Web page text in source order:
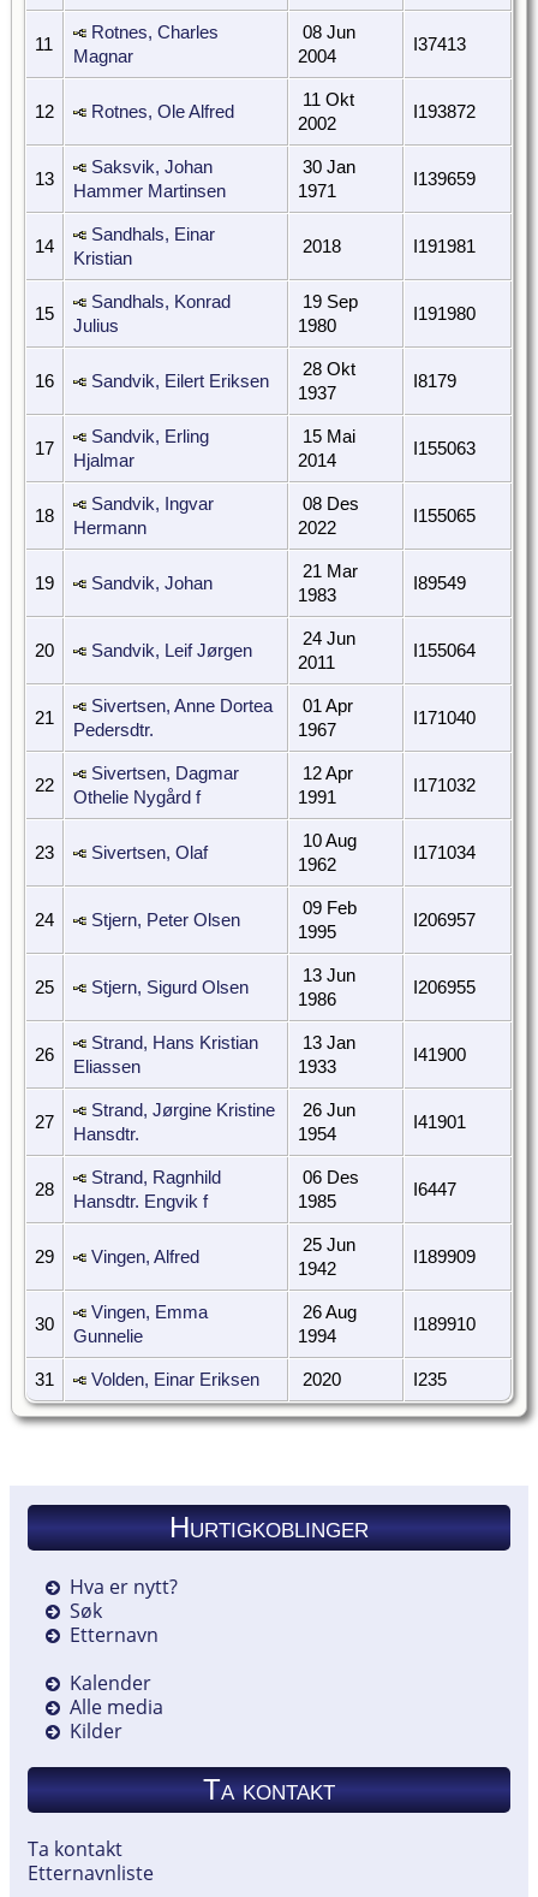
11
Rotnes, Charles
Magnar
08 Jun
2004
I37413
12 Rotnes, Ole Alfred
11 Okt
2002
I193872
13
Saksvik, Johan
Hammer Martinsen
30 Jan
1971
I139659
14
Sandhals, Einar
Kristian
2018 I191981
15
Sandhals, Konrad
Julius
19 Sep
1980
I191980
16 Sandvik, Eilert Eriksen
28 Okt
1937
I8179
17
Sandvik, Erling
Hjalmar
15 Mai
2014
I155063
18
Sandvik, Ingvar
Hermann
08 Des
2022
I155065
19 Sandvik, Johan
21 Mar
1983
I89549
20 Sandvik, Leif Jørgen
24 Jun
2011
I155064
21
Sivertsen, Anne Dortea
Pedersdtr.
01 Apr
1967
I171040
22
Sivertsen, Dagmar
Othelie Nygård f
12 Apr
1991
I171032
23 Sivertsen, Olaf
10 Aug
1962
I171034
24 Stjern, Peter Olsen
09 Feb
1995
I206957
25 Stjern, Sigurd Olsen
13 Jun
1986
I206955
26
Strand, Hans Kristian
Eliassen
13 Jan
1933
I41900
27
Strand, Jørgine Kristine
Hansdtr.
26 Jun
1954
I41901
28
Strand, Ragnhild
Hansdtr. Engvik f
06 Des
1985
I6447
29 Vingen, Alfred
25 Jun
1942
I189909
30
Vingen, Emma
Gunnelie
26 Aug
1994
I189910
31 Volden, Einar Eriksen 2020 I235
Hurtigkoblinger
Hva er nytt?
Søk
Etternavn
Kalender
Alle media
Kilder
Ta kontakt
Ta kontakt
Etternavnliste